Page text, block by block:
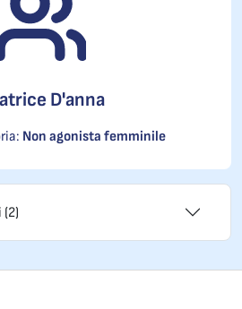
D'anna
Non agonista femminile